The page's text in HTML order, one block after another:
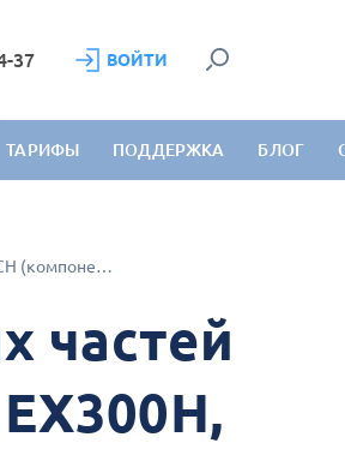
37 ВОЙТИ
ТАРИФЫ ПОДДЕРЖКА БЛОГ
Hitachi EX300LC, EX300H, EX300LCH (компоненты)
частей